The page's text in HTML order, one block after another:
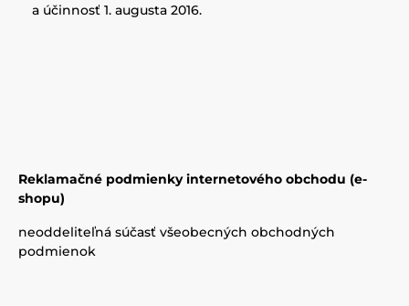
a účinnosť 1. augusta 2016.
Reklamačné podmienky internetového obchodu (e-
shopu)
neoddeliteľná súčasť všeobecných obchodných
podmienok